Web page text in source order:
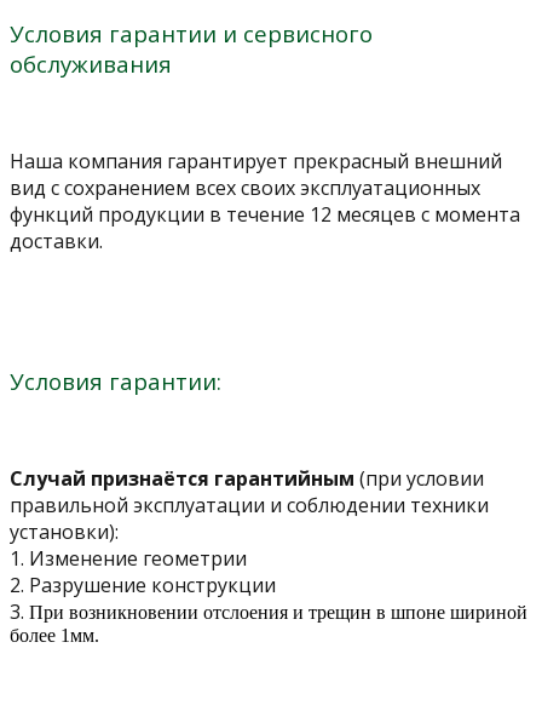
Условия гарантии и сервисного
обслуживания
Наша компания гарантирует прекрасный внешний
вид с сохранением всех своих эксплуатационных
функций продукции в течение 12 месяцев с момента
доставки.
Условия гарантии:
Случай признаётся гарантийным (при условии
правильной эксплуатации и соблюдении техники
установки):
1. Изменение геометрии
2. Разрушение конструкции
3. При возникновении отслоения и трещин в шпоне шириной
более 1мм.